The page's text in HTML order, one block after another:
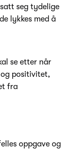
seg tydelige
lykkes med å
se etter når
positivitet,
fra
oppgave og